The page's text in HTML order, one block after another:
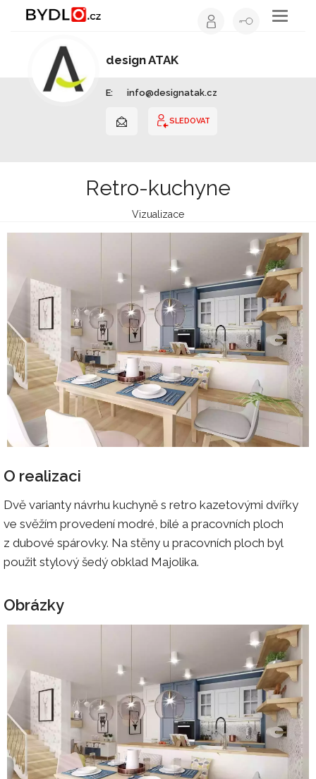
Toggle
design ATAK
E: info@designatak.cz
SLEDOVAT
Retro-kuchyne
Vizualizace
O realizaci
Dvě varianty návrhu kuchyně s retro kazetovými dvířky
ve svěžím provedení modré, bílé a pracovních ploch
z dubové spárovky. Na stěny u pracovních ploch byl
použit stylový šedý obklad Majolika.
Obrázky